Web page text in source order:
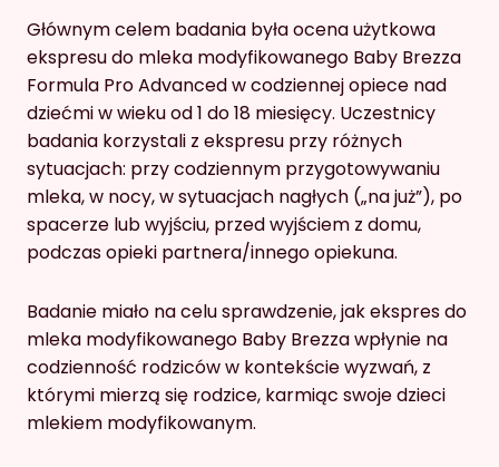
Głównym celem badania była ocena użytkowa
ekspresu do mleka modyfikowanego Baby Brezza
Formula Pro Advanced w codziennej opiece nad
dziećmi w wieku od 1 do 18 miesięcy. Uczestnicy
badania korzystali z ekspresu przy różnych
sytuacjach: przy codziennym przygotowywaniu
mleka, w nocy, w sytuacjach nagłych („na już”), po
spacerze lub wyjściu, przed wyjściem z domu,
podczas opieki partnera/innego opiekuna.
Badanie miało na celu sprawdzenie, jak ekspres do
mleka modyfikowanego Baby Brezza wpłynie na
codzienność rodziców w kontekście wyzwań, z
którymi mierzą się rodzice, karmiąc swoje dzieci
mlekiem modyfikowanym.